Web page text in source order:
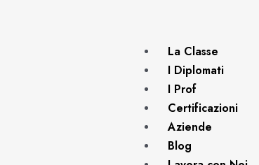
La Classe
I Diplomati
I Prof
Certificazioni
Aziende
Blog